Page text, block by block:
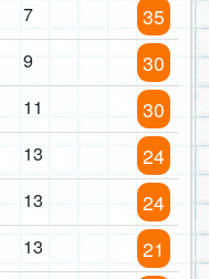
7 35
9 30
11 30
13 24
13 24
13 21